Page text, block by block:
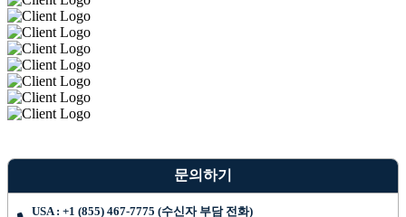
문의하기
USA : +1 (855) 467-7775 (수신자 부담 전화)